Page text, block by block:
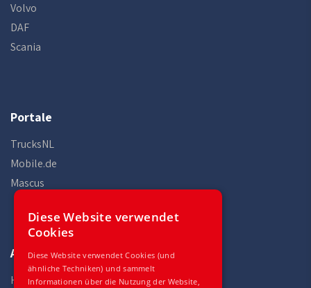
Volvo
DAF
Scania
Portale
TrucksNL
Mobile.de
Mascus
Auto Gilles
Home
Diese Website verwendet
Cookies
Diese Website verwendet Cookies (und
ähnliche Techniken) und sammelt
Informationen über die Nutzung der Website,